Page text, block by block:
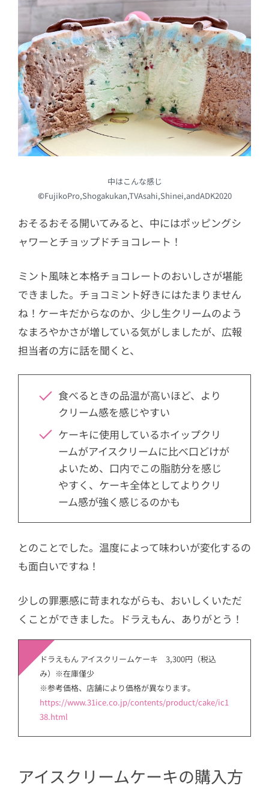
中はこんな感じ
©FujikoPro,Shogakukan,TVAsahi,Shinei,andADK2020
おそるおそる開いてみると、中にはポッピングシ
ャワーとチョップドチョコレート！
ミント風味と本格チョコレートのおいしさが堪能
できました。チョコミント好きにはたまりません
ね！ケーキだからなのか、少し生クリームのよう
なまろやかさが増している気がしましたが、広報
担当者の方に話を聞くと、
食べるときの品温が高いほど、より
クリーム感を感じやすい
ケーキに使用しているホイップクリ
ームがアイスクリームに比べ口どけが
よいため、口内でこの脂肪分を感じ
やすく、ケーキ全体としてよりクリ
ーム感が強く感じるのかも
とのことでした。温度によって味わいが変化するの
も面白いですね！
少しの罪悪感に苛まれながらも、おいしくいただ
くことができました。ドラえもん、ありがとう！
ドラえもん アイスクリームケーキ 3,300円（税込
み）※在庫僅少
※参考価格、店舗により価格が異なります。
https://www.31ice.co.jp/contents/product/cake/ic1
38.html
アイスクリームケーキの購入方